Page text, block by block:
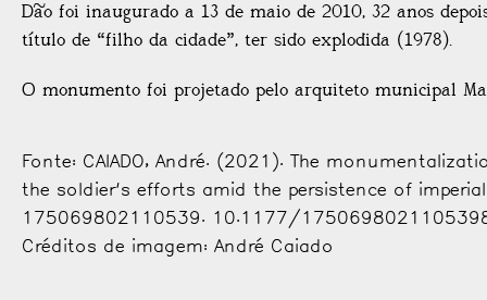
Dão foi inaugurado a 13 de maio de 2010, 32 anos
título de “filho da cidade”, ter sido explodida (1978).
O monumento foi projetado pelo arquiteto municipal
Fonte: CAIADO, André. (2021). The
the soldier’s efforts amid the persistence of
175069802110539. 10.1177/
Créditos de imagem: André Caiado